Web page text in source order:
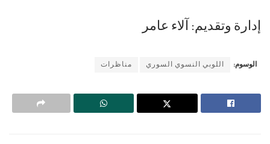
إدارة وتقديم: آلاء عامر
الوسوم: اللوبي النسوي السوري مناظرات